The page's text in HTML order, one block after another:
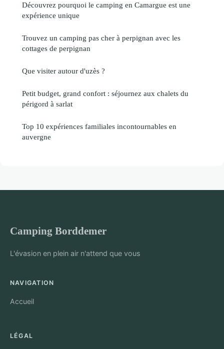
Découvrez pourquoi le camping en Camargue est une
expérience unique
Trouvez un camping pas cher à perpignan avec les
cottages de perpignan
Que visiter autour d'uzès ?
Petit budget, grand confort : séjournez aux chalets du
périgord à sarlat
Top 10 expériences familiales incontournables en
auvergne
Camping Borddemer
L'évasion en plein air n'attend que vous
NAVIGATION
Accueil
LÉGAL